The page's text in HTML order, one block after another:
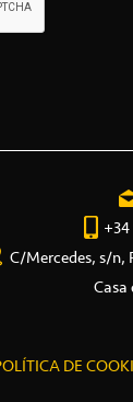
C/Mercedes, s/n,
DE